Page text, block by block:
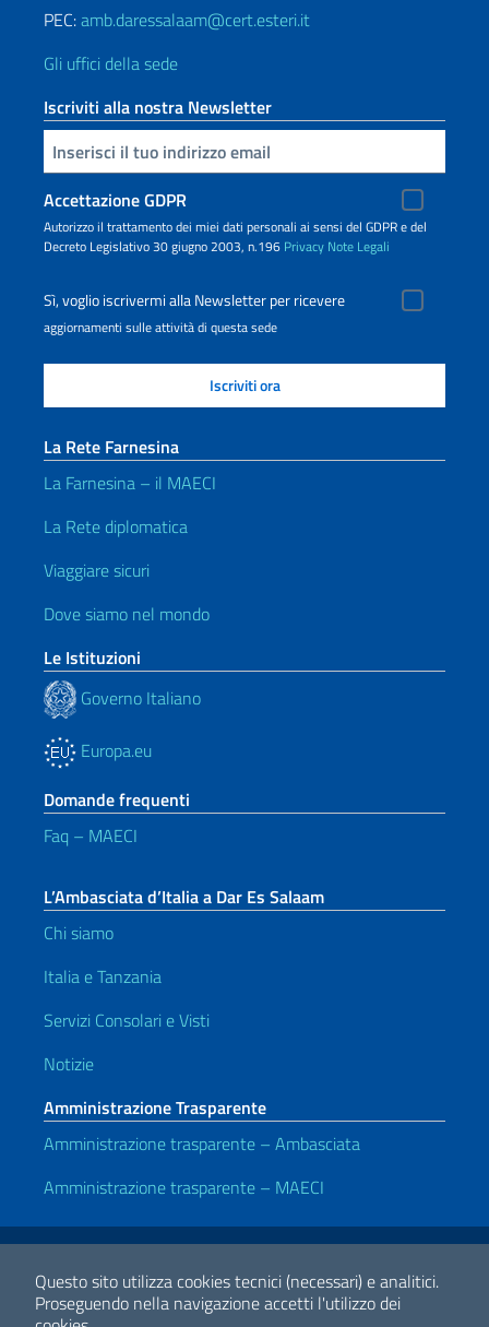
Questo sito utilizza cookies tecnici (necessari) e analitici.
Proseguendo nella navigazione accetti l'utilizzo dei
PEC:amb.daressalaam@cert.esteri.it
Gli uffici della sede
Iscriviti alla nostra Newsletter
Inserisci la tua email
Accettazione GDPR
Autorizzo il trattamento dei miei dati personali ai sensi del GDPR e del
Decreto Legislativo 30 giugno 2003, n.196 Privacy Note Legali
Sì, voglio iscrivermi alla Newsletter per ricevere
aggiornamenti sulle attività di questa sede
La Rete Farnesina
La Farnesina – il MAECI
La Rete diplomatica
Viaggiare sicuri
Dove siamo nel mondo
Le Istituzioni
Governo Italiano
Europa.eu
Domande frequenti
Faq – MAECI
L’Ambasciata d’Italia a Dar Es Salaam
Chi siamo
Italia e Tanzania
Servizi Consolari e Visti
Notizie
Amministrazione Trasparente
Amministrazione trasparente – Ambasciata
Amministrazione trasparente – MAECI
Link Utili